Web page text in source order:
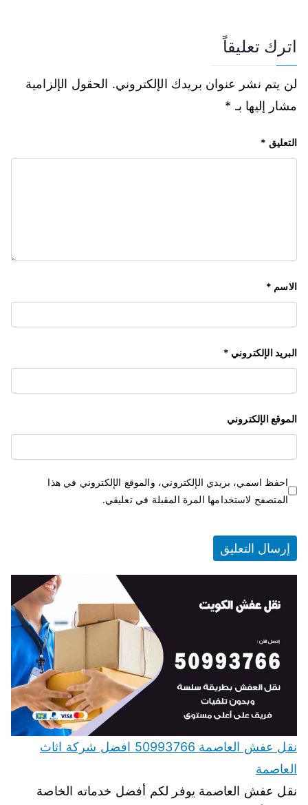
اترك تعليقاً
لن يتم نشر عنوان بريدك الإلكتروني. الحقول الإلزامية
مشار إليها بـ *
التعليق *
الاسم *
البريد الإلكتروني *
الموقع الإلكتروني
احفظ اسمي، بريدي الإلكتروني، والموقع الإلكتروني في هذا
المتصفح لاستخدامها المرة المقبلة في تعليقي.
نقل عفش العاصمة 50993766 افضل شركة اثاث
العاصمة
نقل عفش العاصمة يوفر لكم أفضل خدماته الخاصة